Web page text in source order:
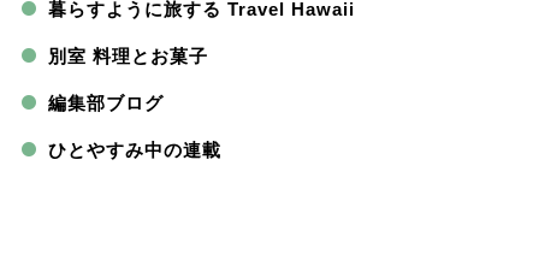
暮らすように旅する Travel Hawaii
別室 料理とお菓子
編集部ブログ
ひとやすみ中の連載